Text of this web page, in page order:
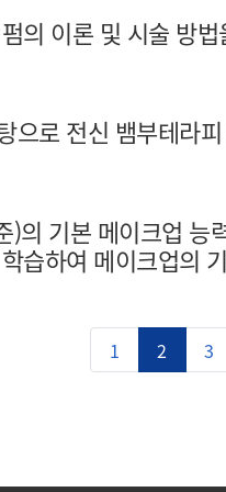
의 이론 및 시술 방
으로 전신 뱀부테라
)의 기본 메이크업
습하여 메이크업의
1 2 3